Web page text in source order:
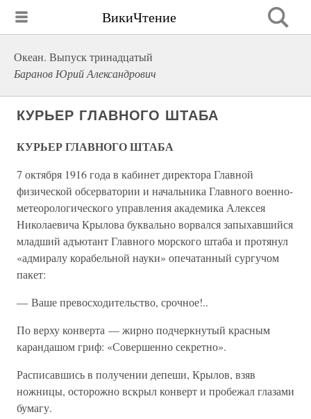
ВикиЧтение
Океан. Выпуск тринадцатый
Баранов Юрий Александрович
КУРЬЕР ГЛАВНОГО ШТАБА
КУРЬЕР ГЛАВНОГО ШТАБА
7 октября 1916 года в кабинет директора Главной
физической обсерватории и начальника Главного военно-
метеорологического управления академика Алексея
Николаевича Крылова буквально ворвался запыхавшийся
младший адъютант Главного морского штаба и протянул
«адмиралу корабельной науки» опечатанный сургучом
пакет:
— Ваше превосходительство, срочное!..
По верху конверта — жирно подчеркнутый красным
карандашом гриф: «Совершенно секретно».
Расписавшись в получении депеши, Крылов, взяв
ножницы, осторожно вскрыл конверт и пробежал глазами
бумагу.